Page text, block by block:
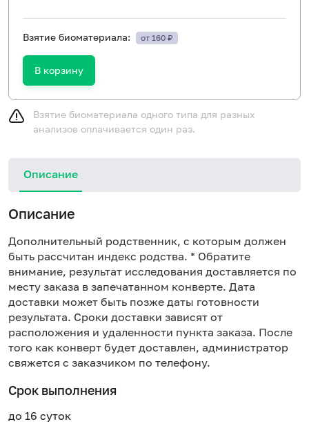
Взятие биоматериала: от 160 ₽
В корзину
Взятие биоматериала одного типа для разных
анализов оплачивается один раз.
Описание
Описание
Дополнительный родственник, с которым должен
быть рассчитан индекс родства. * Обратите
внимание, результат исследования доставляется по
месту заказа в запечатанном конверте. Дата
доставки может быть позже даты готовности
результата. Сроки доставки зависят от
расположения и удаленности пункта заказа. После
того как конверт будет доставлен, администратор
свяжется с заказчиком по телефону.
Срок выполнения
до 16 суток